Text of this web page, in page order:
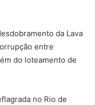
da Lava
entre
do loteamento de
no Rio de